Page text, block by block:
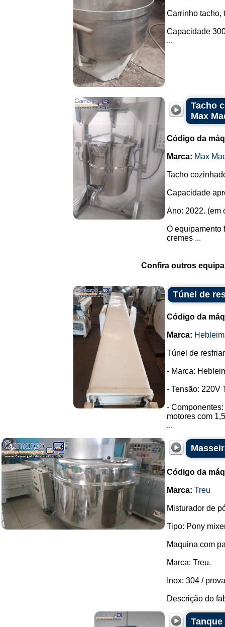
Carrinho tacho,
Capacidade
...
Tacho
Max
Código da
Marca: Max
Tacho
Capacidade
Ano: 2022. (em
O equipamento
cremes ...
Confira outros
Túnel de
Código da
Marca:
Túnel de
- Marca:
- Tensão: 220V
-
motores com
...
Código da
Marca: Treu
Misturador de
Tipo: Pony
Maquina com
Marca: Treu.
Inox: 304 /
Descrição do